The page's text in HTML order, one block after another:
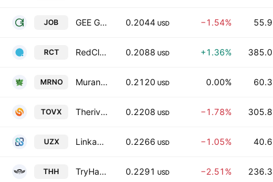
JOB GEE Group, Inc. 0.2044 USD −1.54%
RCT RedCloud Holdings plc 0.2088 USD +1.36%
MRNO Murano Global Investments PLC 0.2120 USD 0.00%
TOVX Theriva Biologics, Inc. 0.2208 USD −1.78%
UZX Linkage Global Inc Class A 0.2266 USD −1.05%
THH TryHard Holdings Limited 0.2291 USD −2.51%